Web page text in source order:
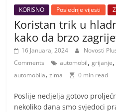
KORISNO Poslednje vijesti
Koristan trik u
kako da brzo
16 Januara, 2024 Novosti
Comments
automobil,grijanje,
automobila,zima 0 min read
Poslije nedjelja gotovo
nekoliko dana smo svjedoci